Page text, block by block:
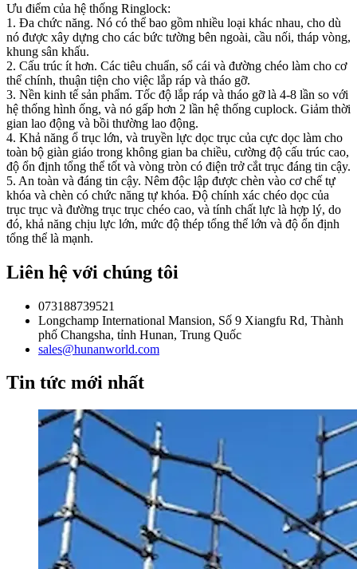
Ưu điểm của hệ thống Ringlock:
1. Đa chức năng. Nó có thể bao gồm nhiều loại khác nhau, cho dù
nó được xây dựng cho các bức tường bên ngoài, cầu nối, tháp vòng,
khung sân khấu.
2. Cấu trúc ít hơn. Các tiêu chuẩn, sổ cái và đường chéo làm cho cơ
thể chính, thuận tiện cho việc lắp ráp và tháo gỡ.
3. Nền kinh tế sản phẩm. Tốc độ lắp ráp và tháo gỡ là 4-8 lần so với
hệ thống hình ống, và nó gấp hơn 2 lần hệ thống cuplock. Giảm thời
gian lao động và bồi thường lao động.
4. Khả năng ổ trục lớn, và truyền lực dọc trục của cực dọc làm cho
toàn bộ giàn giáo trong không gian ba chiều, cường độ cấu trúc cao,
độ ổn định tổng thể tốt và vòng tròn có điện trở cắt trục đáng tin cậy.
5. An toàn và đáng tin cậy. Nêm độc lập được chèn vào cơ chế tự
khóa và chèn có chức năng tự khóa. Độ chính xác chéo dọc của
trục trục và đường trục trục chéo cao, và tính chất lực là hợp lý, do
đó, khả năng chịu lực lớn, mức độ thép tổng thể lớn và độ ổn định
tổng thể là mạnh.
Liên hệ với chúng tôi
073188739521
Longchamp International Mansion, Số 9 Xiangfu Rd, Thành
phố Changsha, tỉnh Hunan, Trung Quốc
sales@hunanworld.com
Tin tức mới nhất